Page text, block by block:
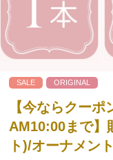
SALE ORIGINAL
【今ならクー
AM10:00まで】
ト)/オーナメン